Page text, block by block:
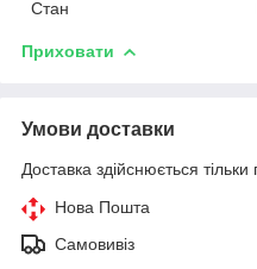
Стан
Приховати
Умови доставки
Доставка здійснюється тільки
Нова Пошта
Самовивіз